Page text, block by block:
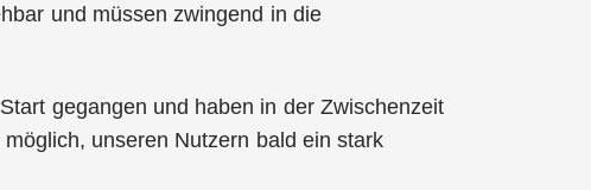
und müssen zwingend in die
gegangen und haben in der Zwischenzeit
unseren Nutzern bald ein stark